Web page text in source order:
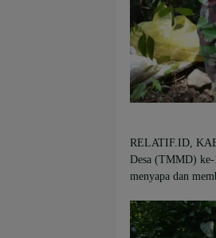
RELATIF.ID,
Desa (TMMD) ke-
menyapa dan